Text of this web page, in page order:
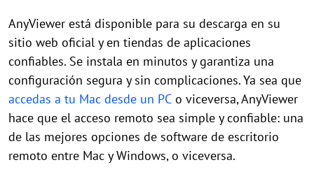
AnyViewer está disponible para su descarga en su
sitio web oficial y en tiendas de aplicaciones
confiables. Se instala en minutos y garantiza una
configuración segura y sin complicaciones. Ya sea que
accedas a tu Mac desde un PC o viceversa, AnyViewer
hace que el acceso remoto sea simple y confiable: una
de las mejores opciones de software de escritorio
remoto entre Mac y Windows, o viceversa.